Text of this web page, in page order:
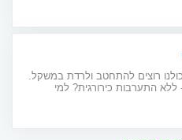
רוצים להתחטב ולרדת במשקל.
ללא התערבות כירורגית? למי